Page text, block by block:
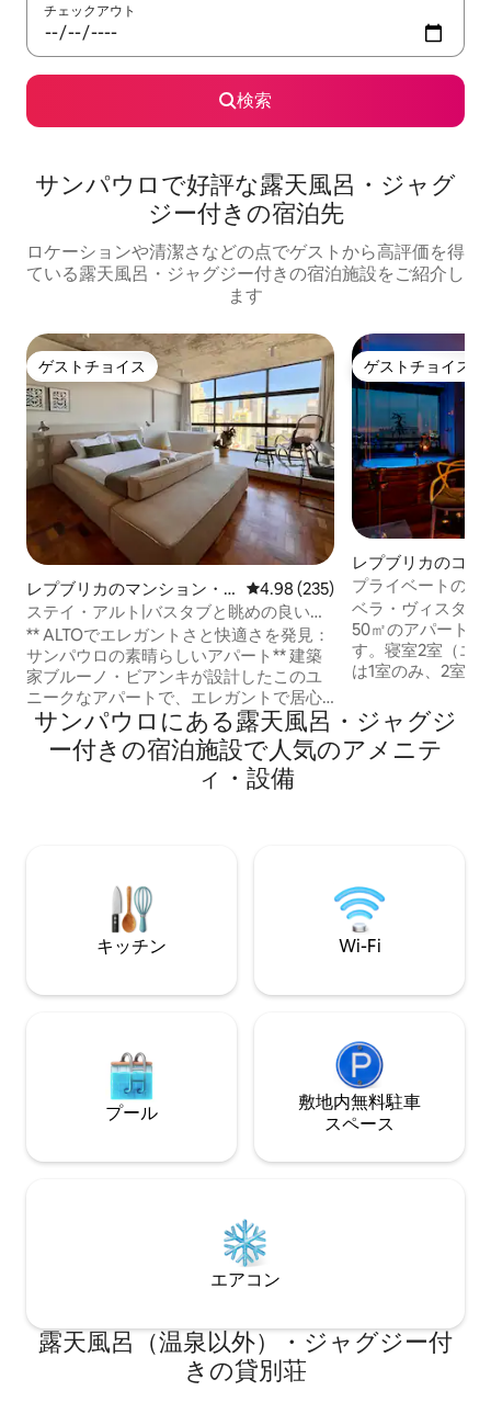
チェックアウト
検索
サンパウロで好評な露天風呂・ジャグ
ジー付きの宿泊先
ロケーションや清潔さなどの点でゲストから高評価を得
ている露天風呂・ジャグジー付きの宿泊施設をご紹介し
ます
ゲストチョイス
ゲストチョイス
レプブリカのマンション・
アパート
レビュー235件、5つ星中4.98つ
4.98 (235)
ステイ・アルト|バスタブと眺めの良い豪
華なワンルーム
** ALTOでエレガントさと快適さを発見：
サンパウロの素晴らしいアパート** 建築
家ブルーノ・ビアンキが設計したこのユ
ニークなアパートで、エレガントで居心
地の良い芸術的な雰囲気に浸りましょ
う。 サンパウロのダウンタウンで最も高
く、ラテンアメリカでも最大級のビルで
あるミランテ・ド・ヴァーレにあり、素
る素材を使用し、上部のスラブを露出さ
せて、建築に使用された技術を明らかに
しています。当時のオリジナルの寄木細
工の床は、愛情を込めて修復されてお
ージな魅力を醸し出しています。 **高級
などの20世紀の重要な名前の作品と、新
しいアーティストの現代的な作品の完璧
な組み合わせを探索してください。細部
にまでこだわったユニークな環境が、イ
な設備：** 快適で思い出に残る滞在に必
ション：**サンパウロの中心部にあり、
主要な文化イベントや音楽フェスティバ
ルの会場であるVale do Anhangabaúに面
した、街の最高の景色を眺めながら滞在
りの地下鉄駅までわずか200メートルで、
市内全体にすばやく簡単にアクセスでき
ます。お車でお越しの方は、建物の隣に2
つの駐車場があります。 **観光スポット
ゲストチョイス
ゲストチョイス
レプブリカのコン
ム
プライベートのジ
晴らしい街の眺
ベラ・ヴィスタに
50㎡のアパート
す。寝室2室（エ
は1室のみ、2室目
ィスとして使用
室。すべての窓
えるので、仕事や
サンパウロにある露天風呂・ジャグジ
ー付きの宿泊施設で人気のアメニテ
ィ・設備
キッチン Wi-Fi
プール
敷地内無料駐⁠車
ス⁠ペ⁠ー⁠ス
エアコン
露天風呂（温泉以外）・ジャグジー付
きの貸別荘